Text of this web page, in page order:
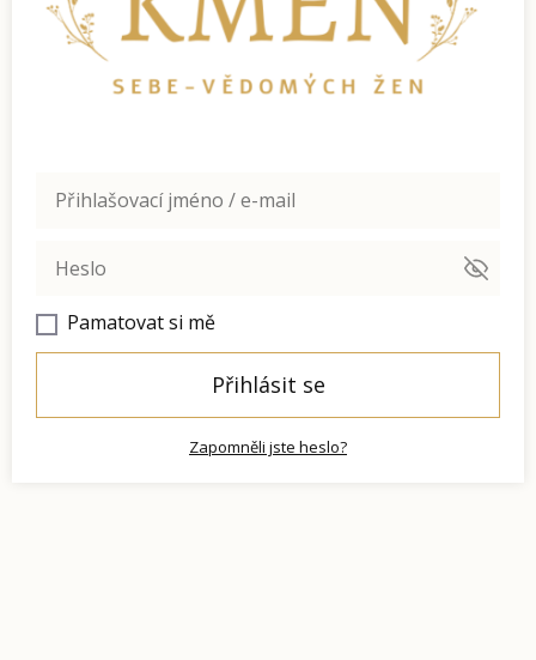
Pamatovat si mě
Přihlásit se
Zapomněli jste heslo?